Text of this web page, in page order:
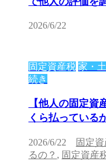
2026/6/22
固定資産税 家・
続き
【他人の固定資
くら払っている
2026/6/22
固定
るの？ , 固定資産